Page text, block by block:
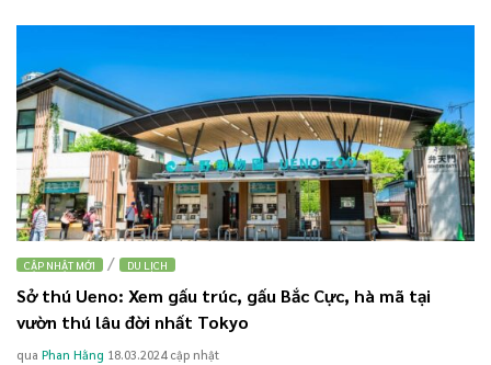
CẬP NHẬT MỚI / DU LỊCH
Sở thú Ueno: Xem gấu trúc, gấu Bắc Cực, hà mã tại
vườn thú lâu đời nhất Tokyo
qua Phan Hằng 18.03.2024 cập nhật